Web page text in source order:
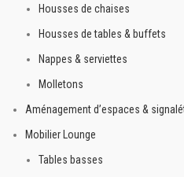
Housses de chaises
Housses de tables & buffets
Nappes & serviettes
Molletons
Aménagement d’espaces &
Mobilier Lounge
Tables basses